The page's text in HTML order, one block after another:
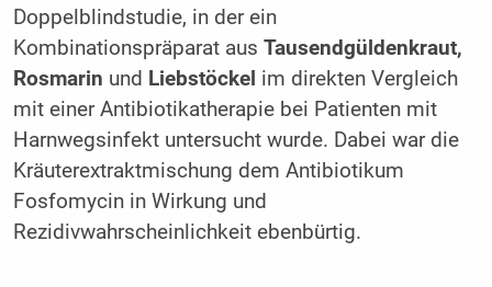
Doppelblindstudie, in der ein
Kombinationspräparat aus Tausendgüldenkraut,
Rosmarin und Liebstöckel im direkten Vergleich
mit einer Antibiotikatherapie bei Patienten mit
Harnwegsinfekt untersucht wurde. Dabei war die
Kräuterextraktmischung dem Antibiotikum
Fosfomycin in Wirkung und
Rezidivwahrscheinlichkeit ebenbürtig.